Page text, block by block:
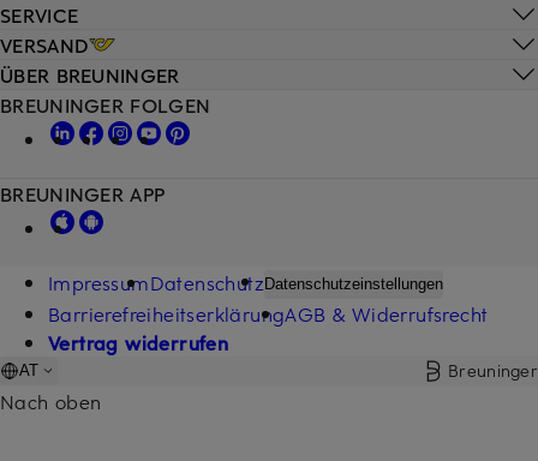
SERVICE
VERSAND
ÜBER BREUNINGER
BREUNINGER FOLGEN
BREUNINGER APP
ImpressumDatenschutz Datenschutzeinstellungen
BarrierefreiheitserklärungAGB & Widerrufsrecht
Vertrag widerrufen
AT Breuninger
Nach oben